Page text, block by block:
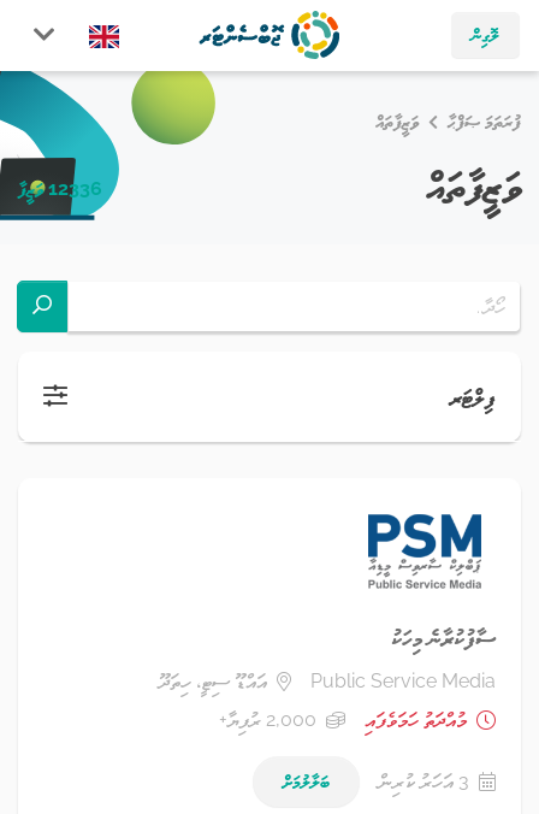
ލޮގިން
ފުރަތަމަ ޞަފްޙާ ވަޒީފާތައް
ވަޒީފާތައް 12336 ވަޒީފާ
ފިލްޓަރ
ސާފުކުރާނެ މިހަކު
Public Service Media
އައްޑޫ ސިޓީ، ހިތަދޫ
މުއްދަތު ހަމަވެފައި
2,000 ރުފިޔާ+
3 އަހަރު ކުރިން ބަލާލުމަށް